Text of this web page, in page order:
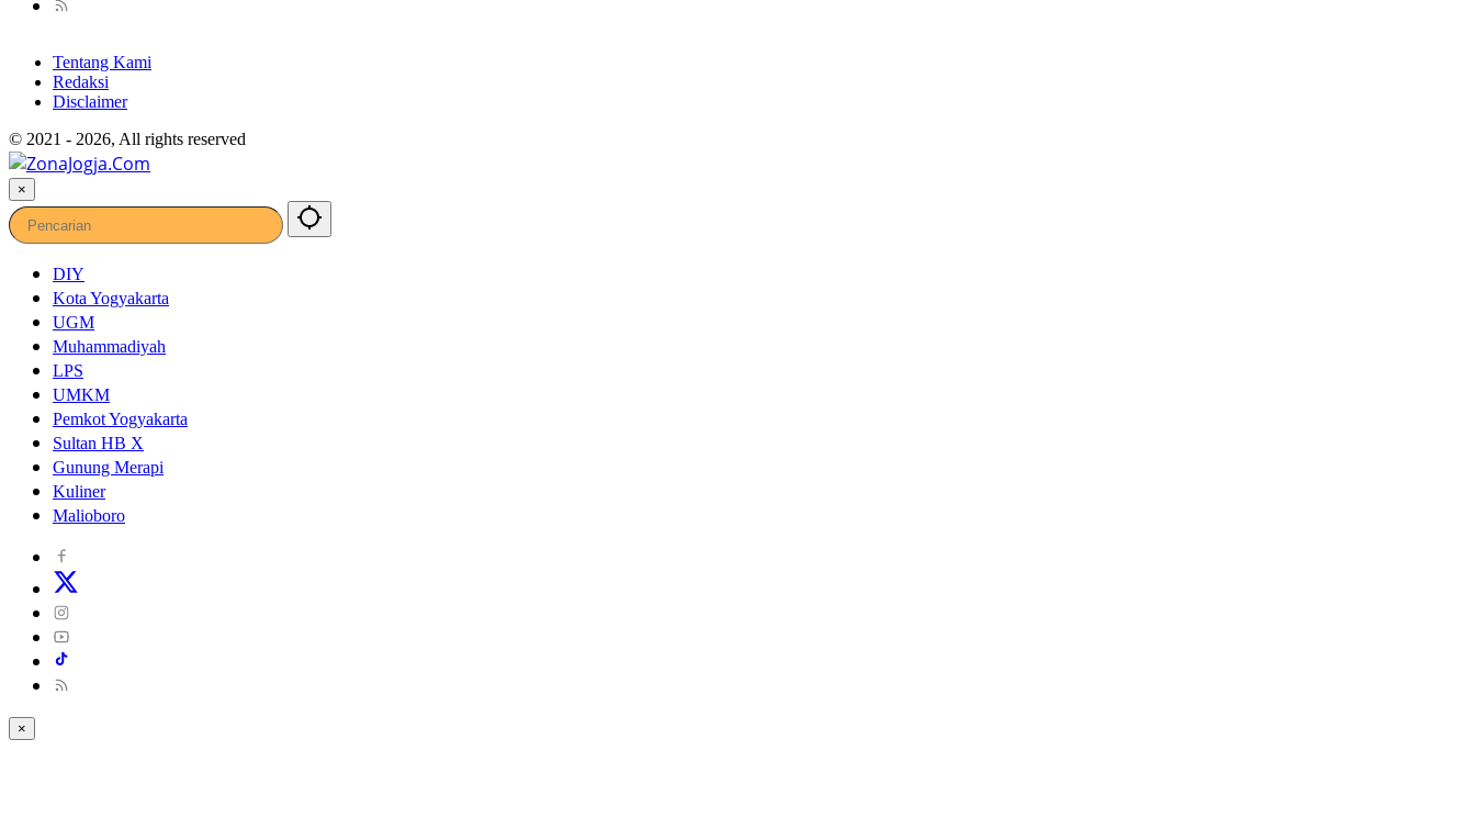
Tentang Kami
Redaksi
Disclaimer
© 2021 - 2026, All rights reserved
×
DIY
Kota Yogyakarta
UGM
Muhammadiyah
LPS
UMKM
Pemkot Yogyakarta
Sultan HB X
Gunung Merapi
Kuliner
Malioboro
×